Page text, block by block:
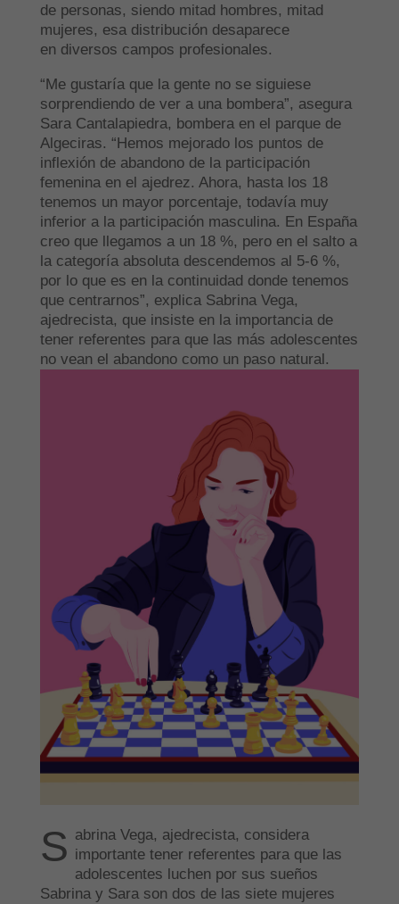
de personas, siendo mitad hombres, mitad
mujeres, esa distribución desaparece
en diversos campos profesionales.
“Me gustaría que la gente no se siguiese
sorprendiendo de ver a una bombera”, asegura
Sara Cantalapiedra, bombera en el parque de
Algeciras. “Hemos mejorado los puntos de
inflexión de abandono de la participación
femenina en el ajedrez. Ahora, hasta los 18
tenemos un mayor porcentaje, todavía muy
inferior a la participación masculina. En España
creo que llegamos a un 18 %, pero en el salto a
la categoría absoluta descendemos al 5-6 %,
por lo que es en la continuidad donde tenemos
que centrarnos”, explica Sabrina Vega,
ajedrecista, que insiste en la importancia de
tener referentes para que las más adolescentes
no vean el abandono como un paso natural.
S abrina Vega, ajedrecista, considera
importante tener referentes para que las
adolescentes luchen por sus sueños
Sabrina y Sara son dos de las siete mujeres